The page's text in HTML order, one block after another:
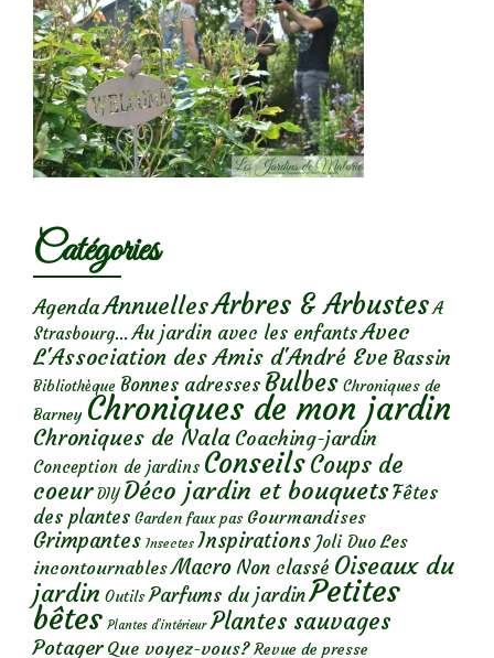
Catégories
AgendaAnnuellesArbres & Arbustes A
Strasbourg... Au jardin avec les enfantsAvec
L'Association des Amis d'André Eve Bassin
Bibliothèque Bonnes adresses Bulbes Chroniques de
Barney Chroniques de mon jardin
Chroniques de Nala Coaching-jardin
Conception de jardins ConseilsCoups de
coeur DIY Déco jardin et bouquetsFêtes
des plantes Garden faux pas Gourmandises
Grimpantes Insectes Inspirations Joli Duo Les
incontournables Macro Non classé Oiseaux du
jardin Outils Parfums du jardinPetites
bêtes Plantes d’intérieur Plantes sauvages
Potager Que voyez-vous? Revue de presse